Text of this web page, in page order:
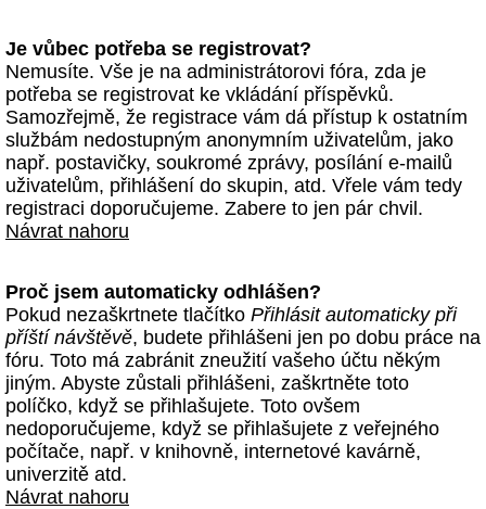
Je vůbec potřeba se registrovat?
Nemusíte. Vše je na administrátorovi fóra, zda je
potřeba se registrovat ke vkládání příspěvků.
Samozřejmě, že registrace vám dá přístup k ostatním
službám nedostupným anonymním uživatelům, jako
např. postavičky, soukromé zprávy, posílání e-mailů
uživatelům, přihlášení do skupin, atd. Vřele vám tedy
registraci doporučujeme. Zabere to jen pár chvil.
Návrat nahoru
Proč jsem automaticky odhlášen?
Pokud nezaškrtnete tlačítko Přihlásit automaticky při
příští návštěvě, budete přihlášeni jen po dobu práce na
fóru. Toto má zabránit zneužití vašeho účtu někým
jiným. Abyste zůstali přihlášeni, zaškrtněte toto
políčko, když se přihlašujete. Toto ovšem
nedoporučujeme, když se přihlašujete z veřejného
počítače, např. v knihovně, internetové kavárně,
univerzitě atd.
Návrat nahoru